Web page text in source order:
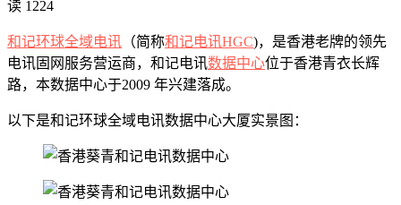
读 1224
和记环球全域电讯 （简称和记电讯HGC)，是香港老牌的领先
电讯固网服务营运商，和记电讯数据中心位于香港青衣长辉
路，本数据中心于2009 年兴建落成。
以下是和记环球全域电讯数据中心大厦实景图：